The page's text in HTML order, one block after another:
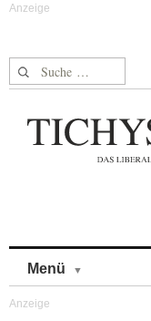
Suche nach:
Menü